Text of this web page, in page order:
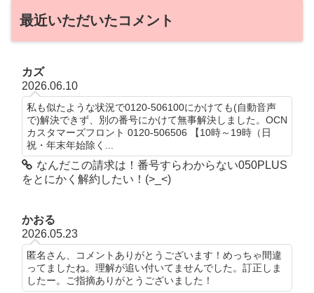
最近いただいたコメント
カズ
2026.06.10
私も似たような状況で0120-506100にかけても(自動音声
で)解決できず、別の番号にかけて無事解決しました。OCN
カスタマーズフロント 0120-506506 【10時～19時（日
祝・年末年始除く...
なんだこの請求は！番号すらわからない050PLUS
をとにかく解約したい！(>_<)
かおる
2026.05.23
匿名さん、コメントありがとうございます！めっちゃ間違
ってましたね。理解が追い付いてませんでした。訂正しま
したー。ご指摘ありがとうございました！